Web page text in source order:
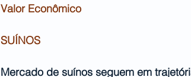
Valor Econômico
SUÍNOS
Mercado de suínos seguem em